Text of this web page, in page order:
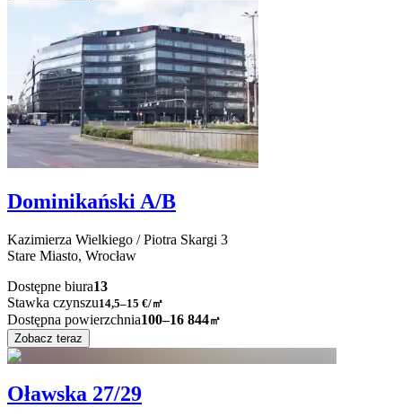
Dominikański A/B
Kazimierza Wielkiego / Piotra Skargi 3
Stare Miasto, Wrocław
Dostępne biura13
Stawka czynszu14,5–15 €/㎡
Dostępna powierzchnia100–16 844㎡
Zobacz teraz
Oławska 27/29